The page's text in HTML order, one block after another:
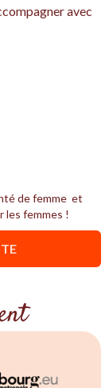
avec
de femme et
les femmes !